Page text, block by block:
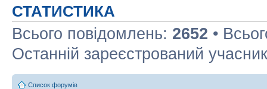
СТАТИСТИКА
Всього повідомлень: 2652 •
Останній зареєстрований
Список форумів